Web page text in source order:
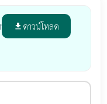
file_download ดาวน์โหลด